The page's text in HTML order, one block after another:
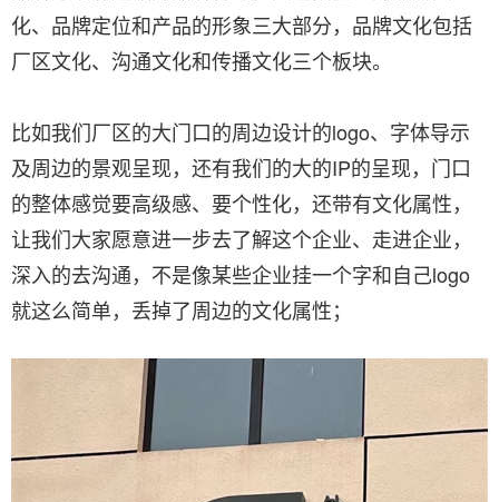
化、品牌定位和产品的形象三大部分，品牌文化包括
厂区文化、沟通文化和传播文化三个板块。
比如我们厂区的大门口的周边设计的logo、字体导示
及周边的景观呈现，还有我们的大的IP的呈现，门口
的整体感觉要高级感、要个性化，还带有文化属性，
让我们大家愿意进一步去了解这个企业、走进企业，
深入的去沟通，不是像某些企业挂一个字和自己logo
就这么简单，丢掉了周边的文化属性；